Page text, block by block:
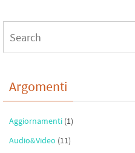
o
o
er a
e
Argomenti
Aggiornamenti (1)
Audio&Video (11)